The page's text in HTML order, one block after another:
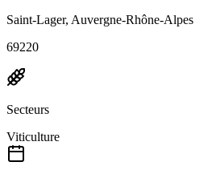
Saint-Lager, Auvergne-Rhône-Alpes
69220
Secteurs
Viticulture